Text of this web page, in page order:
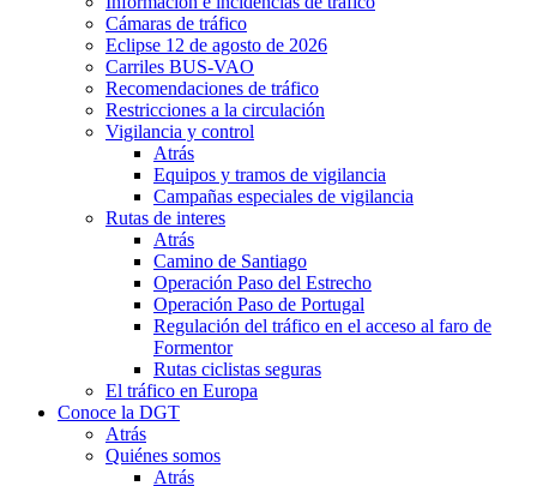
Cámaras de tráfico
Eclipse 12 de agosto de 2026
Carriles BUS-VAO
Recomendaciones de tráfico
Restricciones a la circulación
Vigilancia y control
Atrás
Equipos y tramos de vigilancia
Campañas especiales de vigilancia
Rutas de interes
Atrás
Camino de Santiago
Operación Paso del Estrecho
Operación Paso de Portugal
Regulación del tráfico en el acceso al faro de
Formentor
Rutas ciclistas seguras
El tráfico en Europa
Conoce la DGT
Atrás
Quiénes somos
Atrás